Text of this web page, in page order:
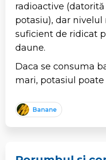
radioactive
potasiu), dar
suficient de ridicat
daune.
Daca se consuma
mari, potasiul
Banane